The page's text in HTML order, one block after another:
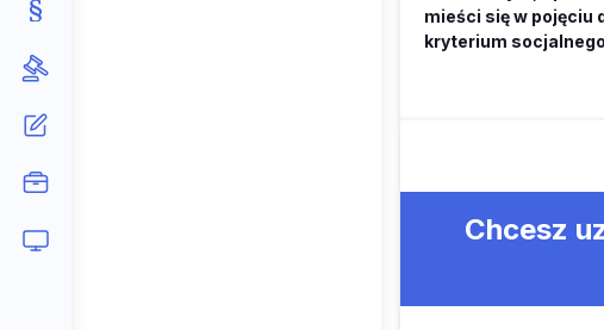
mieści się w pojęciu
kryterium
Chcesz